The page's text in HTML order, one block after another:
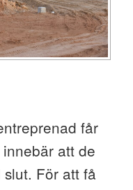
får
att de
För att få